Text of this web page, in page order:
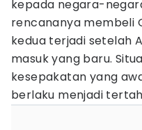
kepada negara-
rencananya membeli
kedua terjadi setelah
masuk yang baru.
kesepakatan yang
berlaku menjadi